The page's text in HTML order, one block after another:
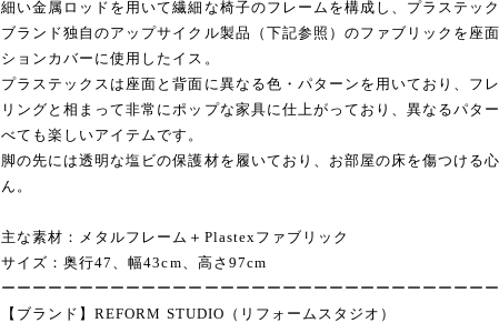
細い金属ロッドを用いて繊細な椅子のフレームを構成し、プラステッ
ブランド独自のアップサイクル製品（下記参照）のファブリックを座
ションカバーに使用したイス。
プラステックスは座面と背面に異なる色・パターンを用いており、フ
リングと相まって非常にポップな家具に仕上がっており、異なるパタ
べても楽しいアイテムです。
脚の先には透明な塩ビの保護材を履いており、お部屋の床を傷つける
ん。
主な素材：メタルフレーム＋Plastexファブリック
サイズ：奥行47、幅43cm、高さ97cm
ーーーーーーーーーーーーーーーーーーーーーーーーーーーーーーーー
【ブランド】REFORM STUDIO（リフォームスタジオ）